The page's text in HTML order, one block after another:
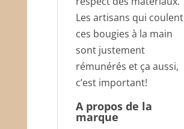
Les artisans qui coulent
ces bougies à la main
sont justement
rémunérés et ça aussi,
c’est important!
A propos de la
marque